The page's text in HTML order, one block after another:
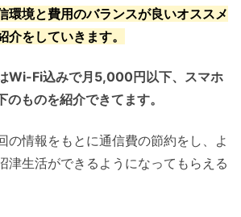
環境と費用のバランスが良いオススメ
介をしていきます。
Wi-Fi込みで月5,000円以下、スマホ
ものを紹介できてます。
の情報をもとに通信費の節約をし、よ
津生活ができるようになってもらえる